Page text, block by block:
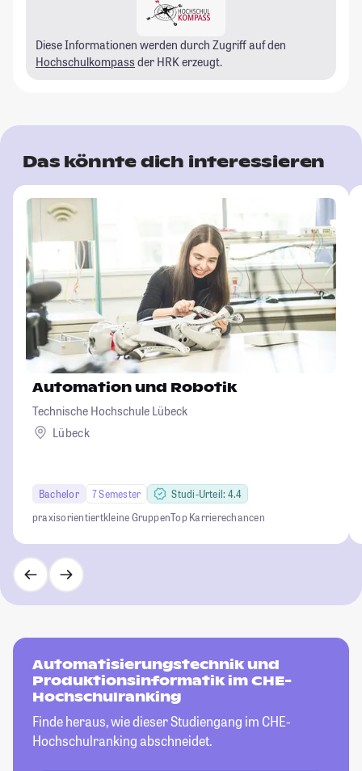
Diese Informationen werden durch Zugriff auf den
Hochschulkompass der HRK erzeugt.
Das könnte dich interessieren
Automation und Robotik
Technische Hochschule Lübeck
Lübeck
Bachelor 7 Semester
Studi-Urteil: 4.4
praxisorientiertkleine GruppenTop Karrierechancen
Automatisierungstechnik und
Produktionsinformatik im CHE-
Hochschulranking
Finde heraus, wie dieser Studiengang im CHE-
Hochschulranking abschneidet.